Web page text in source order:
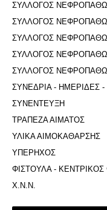
ΣΥΛΛΟΓΟΣ
ΣΥΛΛΟΓΟΣ
ΣΥΛΛΟΓΟΣ
ΣΥΛΛΟΓΟΣ
ΣΥΛΛΟΓΟΣ
ΣΥΝΕΔΡΙΑ - ΗΜΕΡΙΔΕΣ
ΣΥΝΕΝΤΕΥΞΗ
ΤΡΑΠΕΖΑ ΑΙΜΑΤΟΣ
ΥΛΙΚΑ ΑΙΜΟΚΑΘΑΡΣΗΣ
ΥΠΕΡΗΧΟΣ
ΦΙΣΤΟΥΛΑ -
Χ.Ν.Ν.